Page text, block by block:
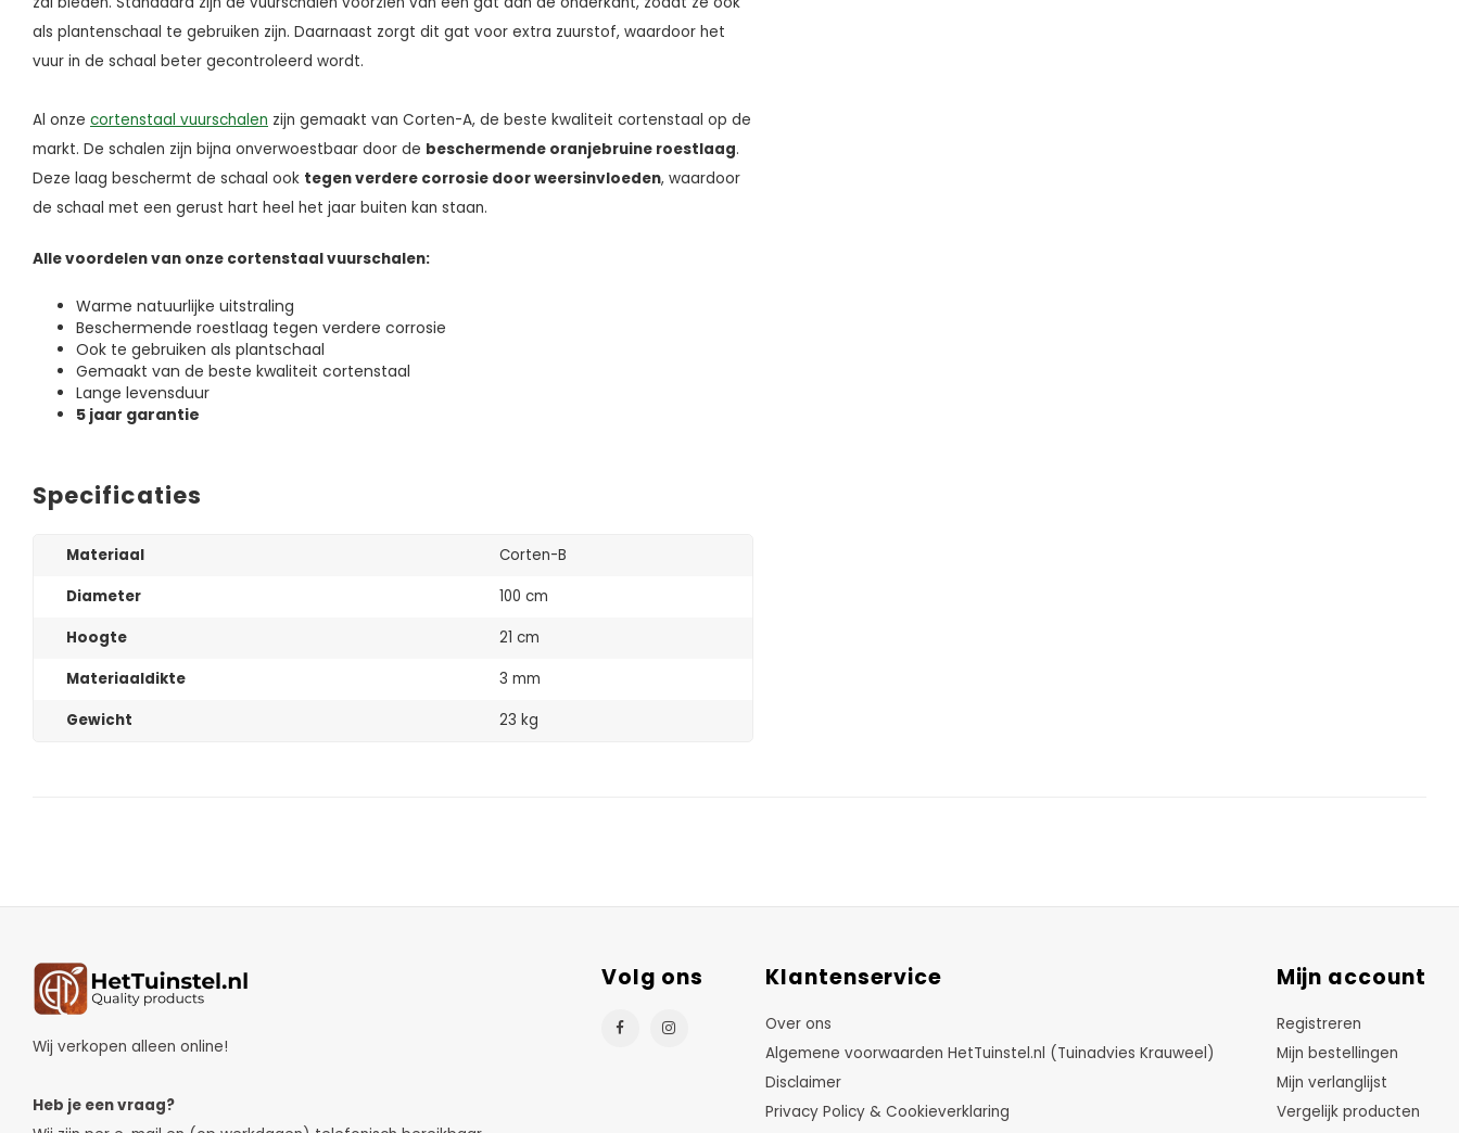
als plantenschaal te gebruiken zijn. Daarnaast zorgt dit gat voor extra zuurstof, waardoor het
vuur in de schaal beter gecontroleerd wordt.
Al onze cortenstaal vuurschalen zijn gemaakt van Corten-A, de beste kwaliteit cortenstaal op de
markt. De schalen zijn bijna onverwoestbaar door de beschermende oranjebruine roestlaag.
Deze laag beschermt de schaal ook tegen verdere corrosie door weersinvloeden, waardoor
de schaal met een gerust hart heel het jaar buiten kan staan.
Alle voordelen van onze cortenstaal vuurschalen:
Warme natuurlijke uitstraling
Beschermende roestlaag tegen verdere corrosie
Ook te gebruiken als plantschaal
Gemaakt van de beste kwaliteit cortenstaal
Lange levensduur
5 jaar garantie
Specificaties
Materiaal
Corten-B
Diameter
100 cm
Hoogte
21 cm
Materiaaldikte
3 mm
Gewicht
23 kg
Wij verkopen alleen online!
Heb je een vraag?
Volg ons Klantenservice
Over ons
Algemene voorwaarden HetTuinstel.nl (Tuinadvies Krauweel)
Disclaimer
Privacy Policy & Cookieverklaring
Mijn account
Registreren
Mijn bestellingen
Mijn verlanglijst
Vergelijk producten